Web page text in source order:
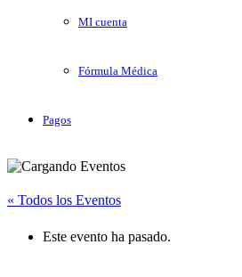
MI cuenta
Fórmula Médica
Pagos
« Todos los Eventos
Este evento ha pasado.